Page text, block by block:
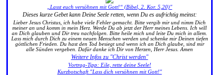
„Lasst euch versöhnen mit Gott!“ (Bibel, 2. Kor. 5,20)"
Dieses kurze Gebet kann Deine Seele retten, wenn Du es aufrichtig meinst:
Lieber Jesus Christus, ich habe viele Fehler gemacht. Bitte vergib mir und nimm Dich
meiner an und komm in mein Herz. Werde Du ab jetzt der Herr meines Lebens. Ich will
an Dich glauben und Dir treu nachfolgen. Bitte heile mich und leite Du mich in allem.
Lass mich durch Dich zu einem neuen Menschen werden und schenke mir Deinen tiefen
göttlichen Frieden. Du hast den Tod besiegt und wenn ich an Dich glaube, sind mir
alle Sünden vergeben. Dafür danke ich Dir von Herzen, Herr Jesus. Amen
Weitere Infos zu "Christ werden"
Vortrag-Tipp: Eile, rette deine Seele!
Kurzbotschaft "Lass dich versöhnen mit Gott!"